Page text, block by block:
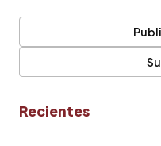
Recientes